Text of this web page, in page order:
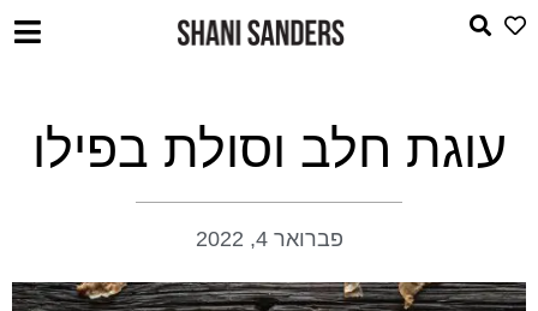
עוגת חלב וסולת בפילו
פברואר 4, 2022